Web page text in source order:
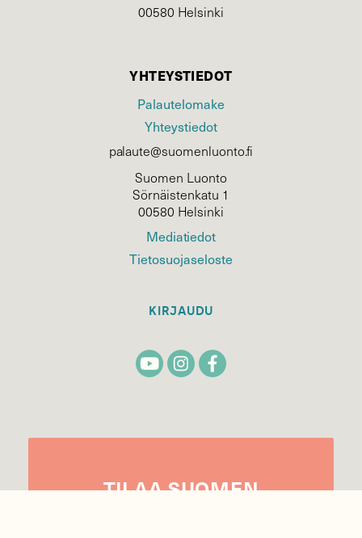
00580 Helsinki
YHTEYSTIEDOT
Palautelomake
Yhteystiedot
palaute@suomenluonto.fi
Suomen Luonto
Sörnäistenkatu 1
00580 Helsinki
Mediatiedot
Tietosuojaseloste
KIRJAUDU
TILAASUOMEN